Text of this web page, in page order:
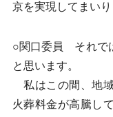
京を実現してまいり
○関口委員 それで
と思います。
私はこの間、地
火葬料金が高騰し